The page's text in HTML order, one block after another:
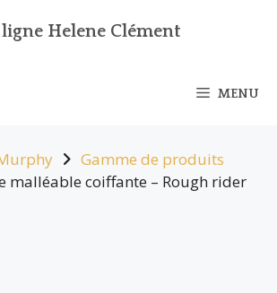
Helene Clément
MENU
Gamme de produits
malléable coiffante – Rough rider